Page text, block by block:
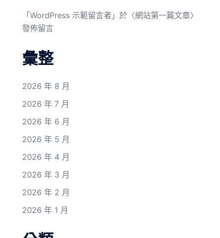
「 WordPress 示範留言者 」於〈網站第一篇文章〉
發佈留言
彙整
2026 年 8 月
2026 年 7 月
2026 年 6 月
2026 年 5 月
2026 年 4 月
2026 年 3 月
2026 年 2 月
2026 年 1 月